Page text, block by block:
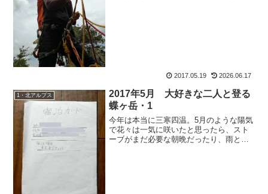
2017.05.19 2026.06.17
1・北アルプス
2017年5月 大好きな二人と登る
蝶ヶ岳・1
今年は本当に三寒四温。5月のような陽気
で花々は一気に咲いたと思ったら、スト
ーブがまだ必要な朝晩だったり、雨と風